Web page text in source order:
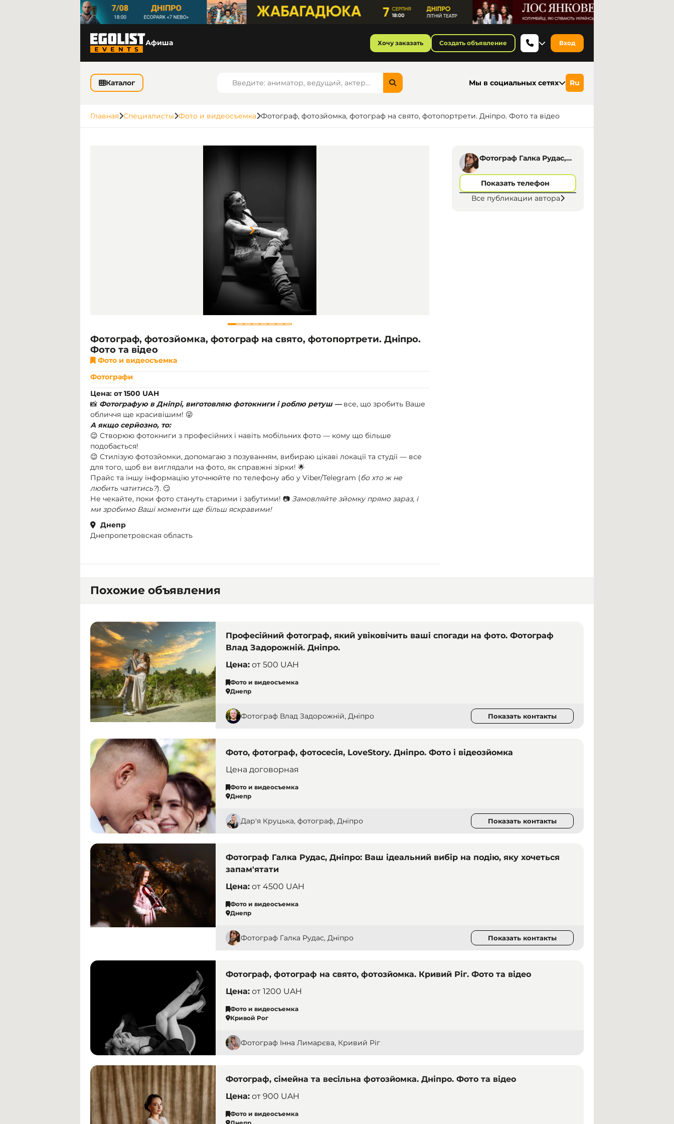
Афиша Хочу заказать Создать объявление Вход
Каталог Мы в социальных сетях Ru
Главная Специалисты Фото и видеосъемка Фотограф, фотозйомка, фотограф на свято, фотопортрети. Дніпро. Фото та відео
Item
1
of
8
Фотограф, фотозйомка, фотограф на свято, фотопортрети. Дніпро.
Фото та відео
Фото и видеосъемка
Фотографи
Цена: от 1500 UAH
📸 Фотографую в Дніпрі, виготовляю фотокниги і роблю ретуш — все, що зробить Ваше
обличчя ще красивішим! 😜
А якщо серйозно, то:
😉 Створюю фотокниги з професійних і навіть мобільних фото — кому що більше
подобається!
😉 Стилізую фотозйомки, допомагаю з позуванням, вибираю цікаві локації та студії — все
для того, щоб ви виглядали на фото, як справжні зірки! 🌟
Прайс та іншу інформацію уточнюйте по телефону або у Viber/Telegram (бо хто ж не
любить чатитись?). 😏
Не чекайте, поки фото стануть старими і забутими! 📷 Замовляйте зйомку прямо зараз, і
ми зробимо Ваші моменти ще більш яскравими!
Днепр
Днепропетровская область
Фотограф Галка Рудас,
Показать телефон
Все публикации автора
Похожие объявления
Професійний фотограф, який увіковічить ваші спогади на фото. Фотограф
Влад Задорожній. Дніпро.
Цена: от 500 UAH
Фото и видеосъемка
Днепр
Фотограф Влад Задорожній, Дніпро Показать контакты
Фото, фотограф, фотосесія, LoveStory. Дніпро. Фото і відеозйомка
Цена договорная
Фото и видеосъемка
Днепр
Дар'я Круцька, фотограф, Дніпро Показать контакты
Фотограф Галка Рудас, Дніпро: Ваш ідеальний вибір на подію, яку хочеться
запам'ятати
Цена: от 4500 UAH
Фото и видеосъемка
Днепр
Фотограф Галка Рудас, Дніпро Показать контакты
Фотограф, фотограф на свято, фотозйомка. Кривий Ріг. Фото та відео
Цена: от 1200 UAH
Фото и видеосъемка
Кривой Рог
Фотограф Інна Лимарєва, Кривий Ріг
Фотограф, сімейна та весільна фотозйомка. Дніпро. Фото та відео
Цена: от 900 UAH
Фото и видеосъемка